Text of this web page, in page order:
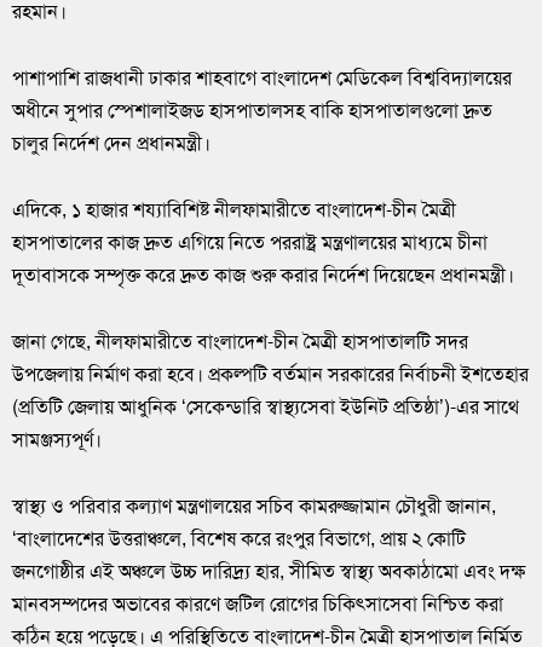
রহমান।
পাশাপাশি রাজধানী ঢাকার শাহবাগে বাংলাদেশ মেডিকেল বিশ্ববিদ্যালয়ের
অধীনে সুপার স্পেশালাইজড হাসপাতালসহ বাকি হাসপাতালগুলো দ্রুত
চালুর নির্দেশ দেন প্রধানমন্ত্রী।
এদিকে, ১ হাজার শয্যাবিশিষ্ট নীলফামারীতে বাংলাদেশ-চীন মৈত্রী
হাসপাতালের কাজ দ্রুত এগিয়ে নিতে পররাষ্ট্র মন্ত্রণালয়ের মাধ্যমে চীনা
দূতাবাসকে সম্পৃক্ত করে দ্রুত কাজ শুরু করার নির্দেশ দিয়েছেন প্রধানমন্ত্রী।
জানা গেছে, নীলফামারীতে বাংলাদেশ-চীন মৈত্রী হাসপাতালটি সদর
উপজেলায় নির্মাণ করা হবে। প্রকল্পটি বর্তমান সরকারের নির্বাচনী ইশতেহার
(প্রতিটি জেলায় আধুনিক ‘সেকেন্ডারি স্বাস্থ্যসেবা ইউনিট প্রতিষ্ঠা’)-এর সাথে
সামঞ্জস্যপূর্ণ।
স্বাস্থ্য ও পরিবার কল্যাণ মন্ত্রণালয়ের সচিব কামরুজ্জামান চৌধুরী জানান,
‘বাংলাদেশের উত্তরাঞ্চলে, বিশেষ করে রংপুর বিভাগে, প্রায় ২ কোটি
জনগোষ্ঠীর এই অঞ্চলে উচ্চ দারিদ্র্য হার, সীমিত স্বাস্থ্য অবকাঠামো এবং দক্ষ
মানবসম্পদের অভাবের কারণে জটিল রোগের চিকিৎসাসেবা নিশ্চিত করা
কঠিন হয়ে পড়েছে। এ পরিস্থিতিতে বাংলাদেশ-চীন মৈত্রী হাসপাতাল নির্মিত